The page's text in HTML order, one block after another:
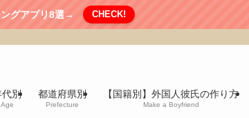
グアプリ8選→ CHECK!
代別
Age
都道府県別
Prefecture
【国籍別】外国人彼氏の作り方
Make a Boyfriend